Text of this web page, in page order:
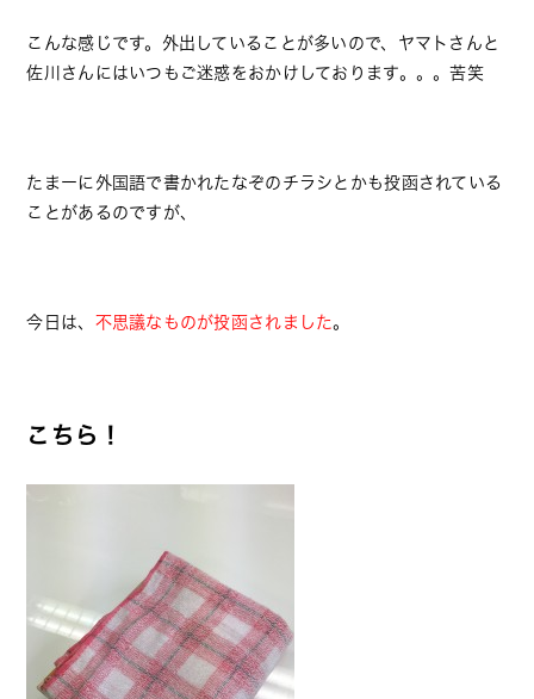
こんな感じです。外出していることが多いので、ヤマトさんと
佐川さんにはいつもご迷惑をおかけしております。。。苦笑
たまーに外国語で書かれたなぞのチラシとかも投函されている
ことがあるのですが、
今日は、 不思議なものが投函されました。
こちら！